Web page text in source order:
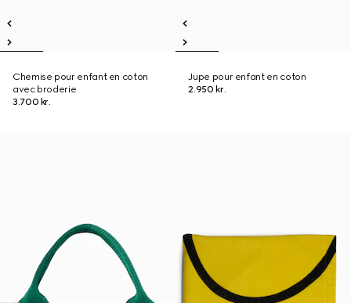
Chemise pour enfant en coton
avec broderie
3.700 kr.
Jupe pour enfant en coton
2.950 kr.